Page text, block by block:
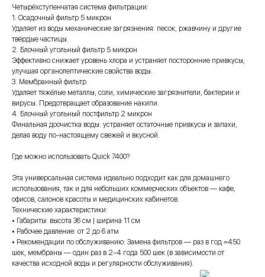
Четырёхступенчатая система фильтрации:
1. Осадочный фильтр 5 микрон
Удаляет из воды механические загрязнения: песок, ржавчину и другие
твёрдые частицы.
2. Блочный угольный фильтр 5 микрон
Эффективно снижает уровень хлора и устраняет посторонние привкусы,
улучшая органолептические свойства воды.
3. Мембранный фильтр
Удаляет тяжёлые металлы, соли, химические загрязнители, бактерии и
вирусы. Предотвращает образование накипи.
4. Блочный угольный постфильтр 2 микрон
Финальная доочистка воды: устраняет остаточные привкусы и запахи,
делая воду по-настоящему свежей и вкусной.
Где можно использовать Quick 7400?
Эта универсальная система идеально подходит как для домашнего
использования, так и для небольших коммерческих объектов — кафе,
офисов, салонов красоты и медицинских кабинетов.
Технические характеристики:
• Габариты: высота 36 см | ширина 11 см
• Рабочее давление: от 2 до 6 атм
• Рекомендации по обслуживанию: Замена фильтров — раз в год =450
шек, мембраны — один раз в 2–4 года 500 шек (в зависимости от
качества исходной воды и регулярности обслуживания).